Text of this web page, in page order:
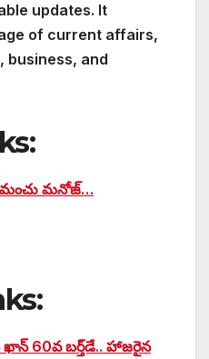
updates. It
of current affairs,
business, and
మంచు మనోజ్…
60వ బర్త్‌డే.. హాజరైన